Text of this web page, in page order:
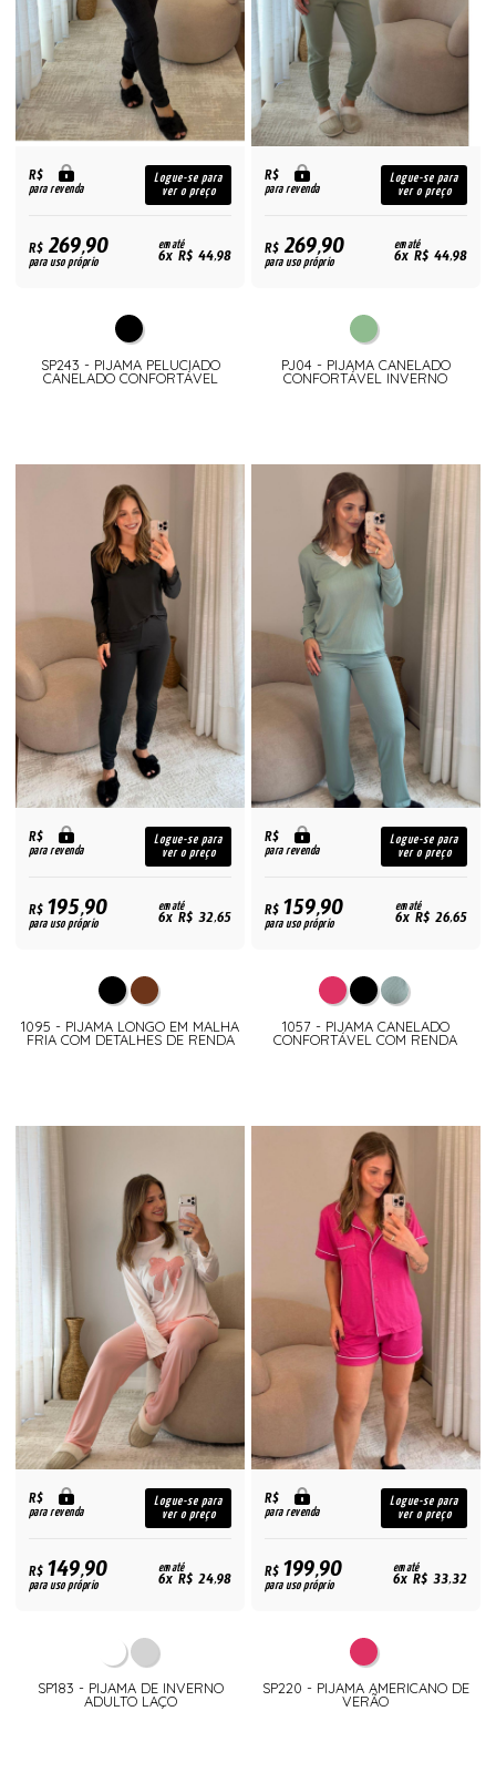
R$
para revenda
Logue-se para
ver o preço
R$269,90
para uso próprio
em até
6x R$ 44,98
SP243 - PIJAMA PELUCIADO
CANELADO CONFORTÁVEL
R$
para revenda
Logue-se para
ver o preço
R$269,90
para uso próprio
em até
6x R$ 44,98
PJ04 - PIJAMA CANELADO
CONFORTÁVEL INVERNO
R$
para revenda
Logue-se para
ver o preço
R$195,90
para uso próprio
em até
6x R$ 32,65
1095 - PIJAMA LONGO EM MALHA
FRIA COM DETALHES DE RENDA
R$
para revenda
Logue-se para
ver o preço
R$159,90
para uso próprio
em até
6x R$ 26,65
1057 - PIJAMA CANELADO
CONFORTÁVEL COM RENDA
R$
para revenda
Logue-se para
ver o preço
R$149,90
para uso próprio
em até
6x R$ 24,98
SP183 - PIJAMA DE INVERNO
ADULTO LAÇO
R$
para revenda
Logue-se para
ver o preço
R$199,90
para uso próprio
em até
6x R$ 33,32
SP220 - PIJAMA AMERICANO DE
VERÃO